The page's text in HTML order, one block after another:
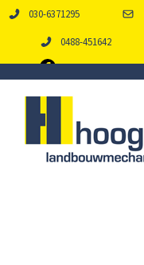
030-6371295
0488-451642